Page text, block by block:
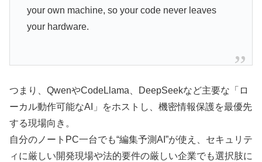
your own machine, so your code never leaves
your hardware.
つまり、QwenやCodeLlama、DeepSeekなど主要な「ロ
ーカル動作可能なAI」をホストし、機密情報保護を最優先
する現場向き。
自分のノートPC一台でも“編集予測AI”が使え、セキュリテ
ィに厳しい開発現場や法的要件の厳しい企業でも選択肢に